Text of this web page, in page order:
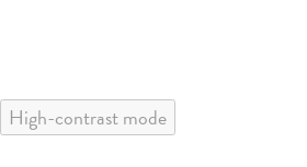
High-contrast mode